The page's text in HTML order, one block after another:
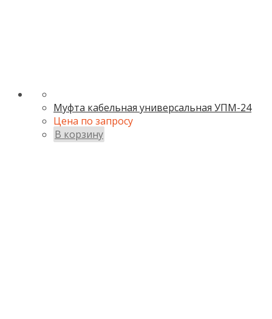
Муфта кабельная универсальная УПМ-24
Цена по запросу
В корзину